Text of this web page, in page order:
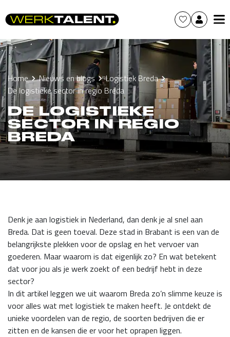
Home Nieuws en blogs
Logistiek Breda
De logistieke sector in regio Breda
DE LOGISTIEKE
SECTOR IN REGIO
BREDA
Denk je aan logistiek in Nederland, dan denk je al snel aan
Breda. Dat is geen toeval. Deze stad in Brabant is een van de
belangrijkste plekken voor de opslag en het vervoer van
goederen. Maar waarom is dat eigenlijk zo? En wat betekent
dat voor jou als je werk zoekt of een bedrijf hebt in deze
sector?
In dit artikel leggen we uit waarom Breda zo’n slimme keuze is
voor alles wat met logistiek te maken heeft. Je ontdekt de
unieke voordelen van de regio, de soorten bedrijven die er
zitten en de kansen die er voor het oprapen liggen.